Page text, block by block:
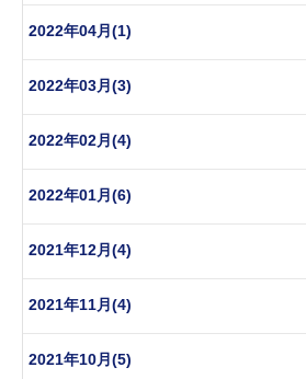
2022年04月(1)
2022年03月(3)
2022年02月(4)
2022年01月(6)
2021年12月(4)
2021年11月(4)
2021年10月(5)